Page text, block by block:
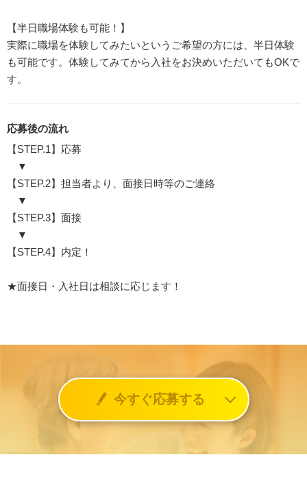
【半日職場体験も可能！】
実際に職場を体験してみたいというご希望の方には、半日体験
も可能です。体験してみてから入社をお決めいただいてもOKで
す。
応募後の流れ
【STEP.1】応募
▼
【STEP.2】担当者より、面接日時等のご連絡
▼
【STEP.3】面接
▼
【STEP.4】内定！
★面接日・入社日は相談に応じます！
今すぐ応募する